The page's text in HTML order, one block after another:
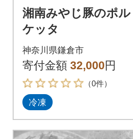
湘南みやじ豚のポル
ケッタ
神奈川県鎌倉市
寄付金額 32,000円
（0件）
冷凍